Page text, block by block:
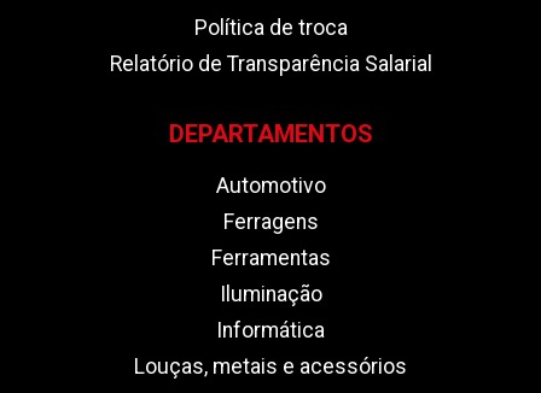
Política de troca
Relatório de Transparência Salarial
DEPARTAMENTOS
Automotivo
Ferragens
Ferramentas
Iluminação
Informática
Louças, metais e acessórios